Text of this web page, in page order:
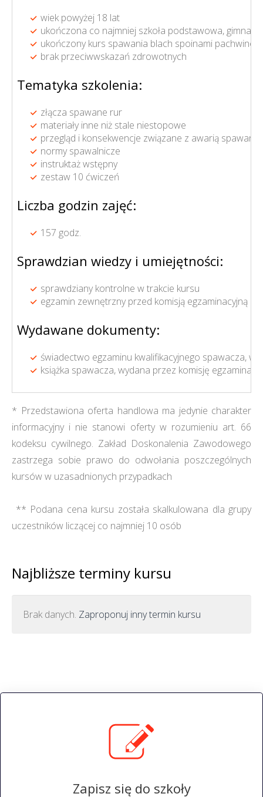
wiek powyżej 18 lat
ukończona co najmniej szkoła podstawowa,
ukończony kurs spawania blach spoinami
brak przeciwwskazań zdrowotnych
Tematyka szkolenia:
złącza spawane rur
materiały inne niż stale niestopowe
przegląd i konsekwencje związane z awarią
normy spawalnicze
instruktaż wstępny
zestaw 10 ćwiczeń
Liczba godzin zajęć:
157 godz.
Sprawdzian wiedzy i umiejętności:
sprawdziany kontrolne w trakcie kursu
egzamin zewnętrzny przed komisją egzaminacyjną
Wydawane dokumenty:
świadectwo egzaminu kwalifikacyjnego spawacza,
książka spawacza, wydana przez komisję
* Przedstawiona oferta handlowa ma jedynie charakter
informacyjny i nie stanowi oferty w rozumieniu art. 66
kodeksu cywilnego. Zakład Doskonalenia Zawodowego
zastrzega sobie prawo do odwołania poszczególnych
kursów w uzasadnionych przypadkach
** Podana cena kursu została skalkulowana dla grupy
uczestników liczącej co najmniej 10 osób
Najbliższe terminy kursu
Brak danych. Zaproponuj inny termin kursu
Zapisz się do szkoły